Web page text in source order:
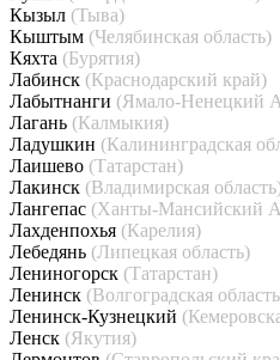
Кызыл (Тыва)
Кыштым (Челябинская область)
Кяхта (Бурятия)
Лабинск (Краснодарский край)
Лабытнанги (Ямало-Ненецкий
Лагань (Калмыкия)
Ладушкин (Калининградская
Лаишево (Татарстан)
Лакинск (Владимирская
Лангепас (Ханты-Мансийский
Лахденпохья (Карелия)
Лебедянь (Липецкая область)
Лениногорск (Татарстан)
Ленинск (Волгоградская
Ленинск-Кузнецкий
Ленск (Якутия)